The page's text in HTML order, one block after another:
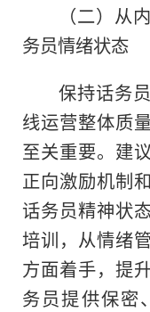
（二）从
务员情绪状态
保持话务
线运营整体质
至关重要。建
正向激励机制
话务员精神状
培训，从情绪
方面着手，提
务员提供保密